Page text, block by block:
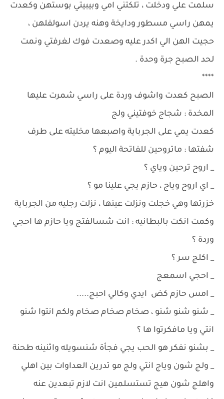
سلمت علي ودخلت ، تلكتني امي وبيبيتي بوستهن وكعدت
يمهن راسي مسطور ودايخة وهنه يردن اسولفلهن ،
حجيت الهن الي اكدر عليه وصعدت فوك لغرفتي ونمت
لحد الصبح جرة وحدة .
****
الصبح كعدت واشوف وردة على راسي شمرت عليها
المخدة : شجاج خوفتيني ولج
كعدت يمي على الجرباية واصبعها مخليته على طرف
شفتها : ماتروحين للفاتحة اليوم ؟
_ اروح ترحين وياي ؟
_ اي اروح وياج ، حازم يجي علينا مو ؟
خزرتها وهي خجلت ونزلت عينها ، نزلت رجليه من الجرباية
وكمت انكت بالبطانيه : انت شسالفتج ويا حازم ها احجي
وردة ؟
_ اكلج سر ؟
_ احجي اسمعج
_ امس حازم كض ايدي وكالي احبج.....
_ شنو شنو شنو ، صخام صخام صخام ولكم انتوا شنو
انتي ويا مافكرتوا ها ؟
_ بشنو نفكر هو الحب يجي فجأة شنسويله واثنينه طحنة
_ ولج شون وياج انتي ولج مو تدرين العداوات بين اهلي
واهلج شون هيج تستسلمين انت لازم تبعدين عنه